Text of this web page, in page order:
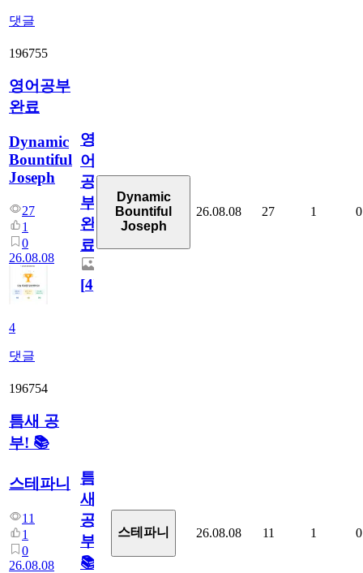
댓글
196755
영어공부
완료
Dynamic
Bountiful
Joseph
27
1
0
26.08.08
4
댓글
영
어
공
부
완
료
[4]
Dynamic
Bountiful
Joseph
26.08.08 27 1 0
196754
틈새 공
부! 📚
스테파니
11
1
0
26.08.08
틈
새
공
부!
📚
스테파니 26.08.08 11 1 0